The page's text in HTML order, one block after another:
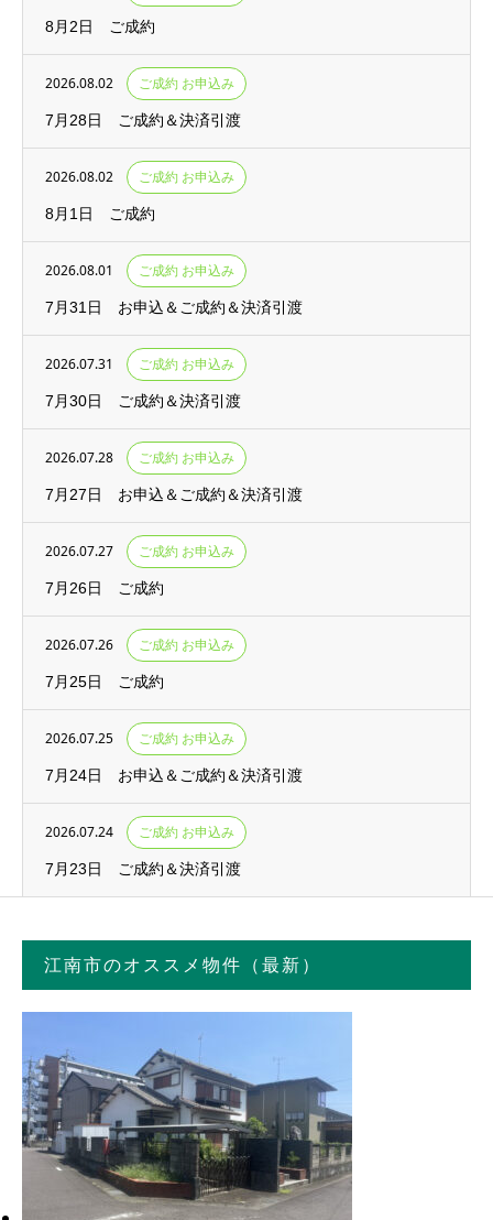
8月2日 ご成約
2026.08.02 ご成約 お申込み
7月28日 ご成約＆決済引渡
2026.08.02 ご成約 お申込み
8月1日 ご成約
2026.08.01 ご成約 お申込み
7月31日 お申込＆ご成約＆決済引渡
2026.07.31 ご成約 お申込み
7月30日 ご成約＆決済引渡
2026.07.28 ご成約 お申込み
7月27日 お申込＆ご成約＆決済引渡
2026.07.27 ご成約 お申込み
7月26日 ご成約
2026.07.26 ご成約 お申込み
7月25日 ご成約
2026.07.25 ご成約 お申込み
7月24日 お申込＆ご成約＆決済引渡
2026.07.24 ご成約 お申込み
7月23日 ご成約＆決済引渡
江南市のオススメ物件（最新）